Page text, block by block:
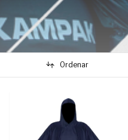
Ordenar